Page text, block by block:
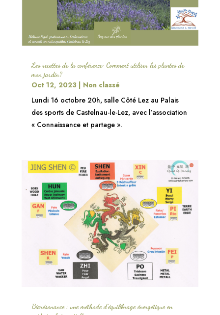
Les recettes de la conférence: Comment utiliser les plantes de
mon jardin?
Oct 12, 2023
Non classé
Lundi 16 octobre 20h, salle Côté Lez au Palais
des sports de Castelnau-le-Lez, avec l’association
« Connaissance et partage ».
Biorésonance : une méthode d’équilibrage énergétique en